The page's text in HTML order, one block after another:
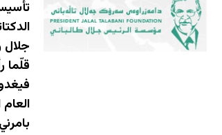
جلال رئيسا
قلّما